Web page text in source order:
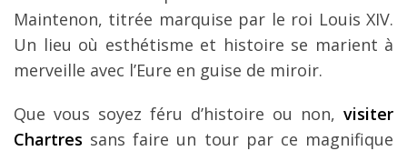
Maintenon, titrée marquise par le roi Louis XIV.
Un lieu où esthétisme et histoire se marient à
merveille avec l’Eure en guise de miroir.
Que vous soyez féru d’histoire ou non, visiter
Chartres sans faire un tour par ce magnifique